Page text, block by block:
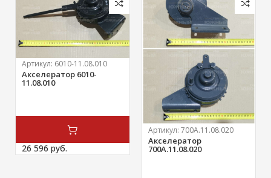
Артикул: 6010-11.08.010
Акселератор 6010-
11.08.010
26 596 руб.
Артикул: 700А.11.08.020
Акселератор
700А.11.08.020